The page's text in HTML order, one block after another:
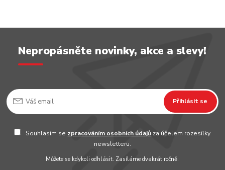
Nepropásněte novinky, akce a slevy!
Přihlásit se
Souhlasím se zpracováním osobních údajů za účelem rozesílky
newsletteru.
Můžete se kdykoli odhlásit. Zasíláme dvakrát ročně.